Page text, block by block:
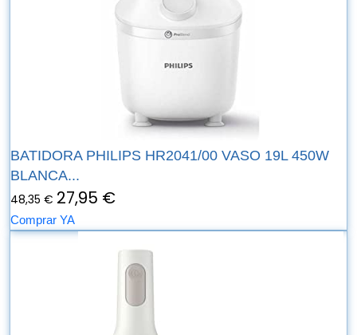
BATIDORA PHILIPS HR2041/00 VASO 19L 450W
BLANCA...
48,35 € 27,95 €
Comprar YA